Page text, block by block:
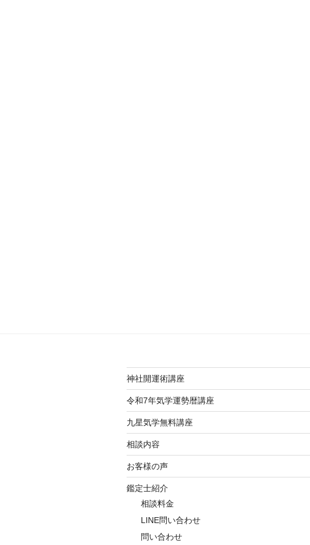
神社開運術講座
令和7年気学運勢暦講座
九星気学無料講座
相談内容
お客様の声
鑑定士紹介
相談料金
LINE問い合わせ
問い合わせ